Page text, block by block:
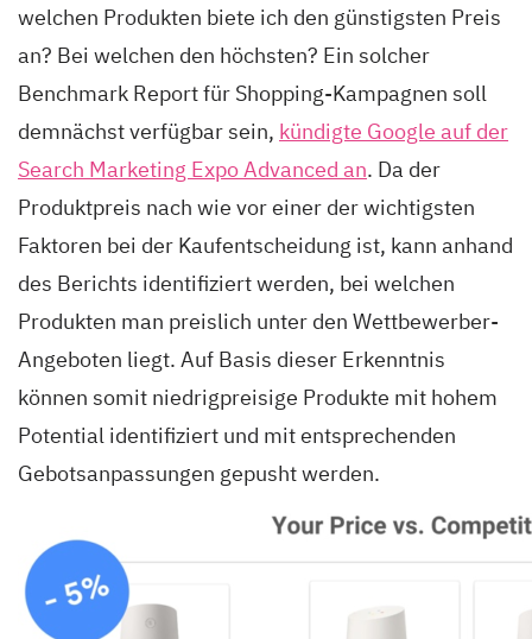
welchen Produkten biete ich den günstigsten Preis
an? Bei welchen den höchsten? Ein solcher
Benchmark Report für Shopping-Kampagnen soll
demnächst verfügbar sein, kündigte Google auf der
Search Marketing Expo Advanced an. Da der
Produktpreis nach wie vor einer der wichtigsten
Faktoren bei der Kaufentscheidung ist, kann anhand
des Berichts identifiziert werden, bei welchen
Produkten man preislich unter den Wettbewerber-
Angeboten liegt. Auf Basis dieser Erkenntnis
können somit niedrigpreisige Produkte mit hohem
Potential identifiziert und mit entsprechenden
Gebotsanpassungen gepusht werden.